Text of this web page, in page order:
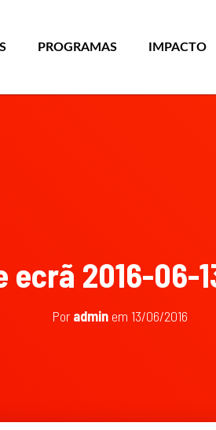
PROGRAMAS IMPACTO
2016-06-
Por adminem 13/06/2016